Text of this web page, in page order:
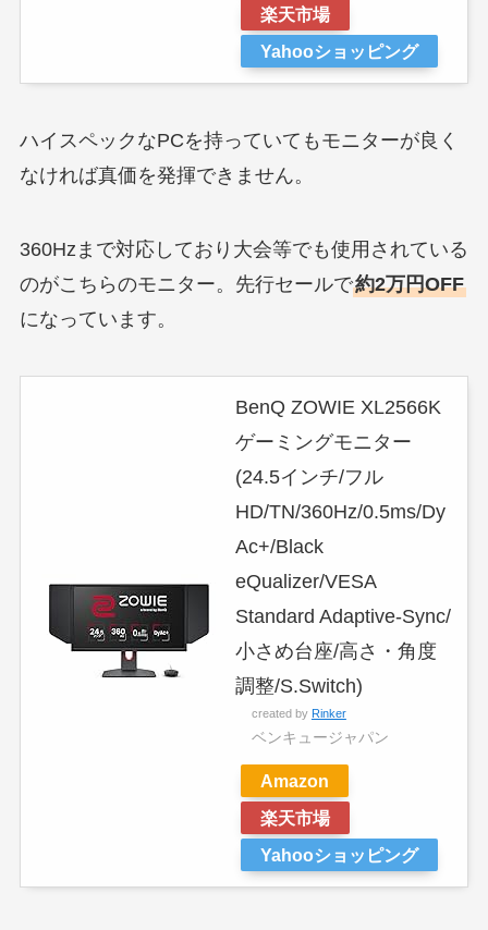
楽天市場
Yahooショッピング
ハイスペックなPCを持っていてもモニターが良く
なければ真価を発揮できません。
360Hzまで対応しており大会等でも使用されている
のがこちらのモニター。先行セールで約2万円OFF
になっています。
BenQ ZOWIE XL2566K
ゲーミングモニター
(24.5インチ/フル
HD/TN/360Hz/0.5ms/Dy
Ac+/Black
eQualizer/VESA
Standard Adaptive-Sync/
小さめ台座/高さ・角度
調整/S.Switch)
created by Rinker
ベンキュージャパン
Amazon
楽天市場
Yahooショッピング